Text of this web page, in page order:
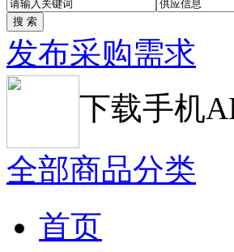
发布采购需求
下载手机
全部商品分类
首页